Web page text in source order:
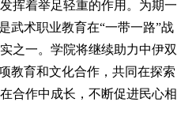
挥着举足轻重的作用。为期一
武术职业教育在“一带一路”战
之一。学院将继续助力中伊双
教育和文化合作，共同在探索
合作中成长，不断促进民心相